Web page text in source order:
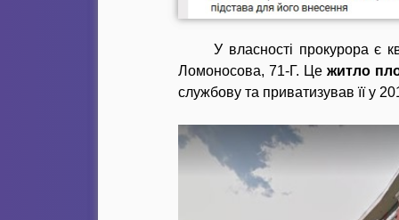
У власності прокурора є
Ломоносова, 71-Г. Це житло
службову та приватизував її у